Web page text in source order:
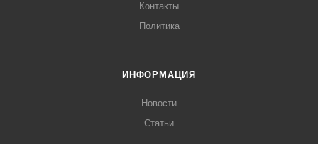
Контакты
Политика
ИНФОРМАЦИЯ
Новости
Статьи